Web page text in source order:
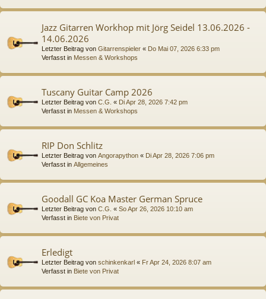
Jazz Gitarren Workhop mit Jörg Seidel 13.06.2026 -
14.06.2026
Letzter Beitrag von Gitarrenspieler « Do Mai 07, 2026 6:33 pm
Verfasst in Messen & Workshops
Tuscany Guitar Camp 2026
Letzter Beitrag von C.G. « Di Apr 28, 2026 7:42 pm
Verfasst in Messen & Workshops
RIP Don Schlitz
Letzter Beitrag von Angorapython « Di Apr 28, 2026 7:06 pm
Verfasst in Allgemeines
Goodall GC Koa Master German Spruce
Letzter Beitrag von C.G. « So Apr 26, 2026 10:10 am
Verfasst in Biete von Privat
Erledigt
Letzter Beitrag von schinkenkarl « Fr Apr 24, 2026 8:07 am
Verfasst in Biete von Privat